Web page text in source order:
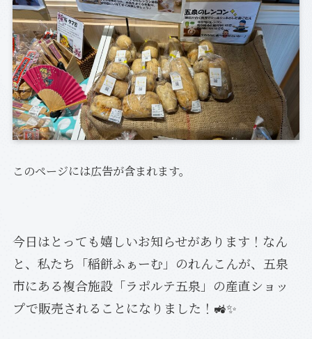
このページには広告が含まれます。
今日はとっても嬉しいお知らせがあります！なん
と、私たち「稲餅ふぁーむ」のれんこんが、五泉
市にある複合施設「ラポルテ五泉」の産直ショッ
プで販売されることになりました！🚜✨